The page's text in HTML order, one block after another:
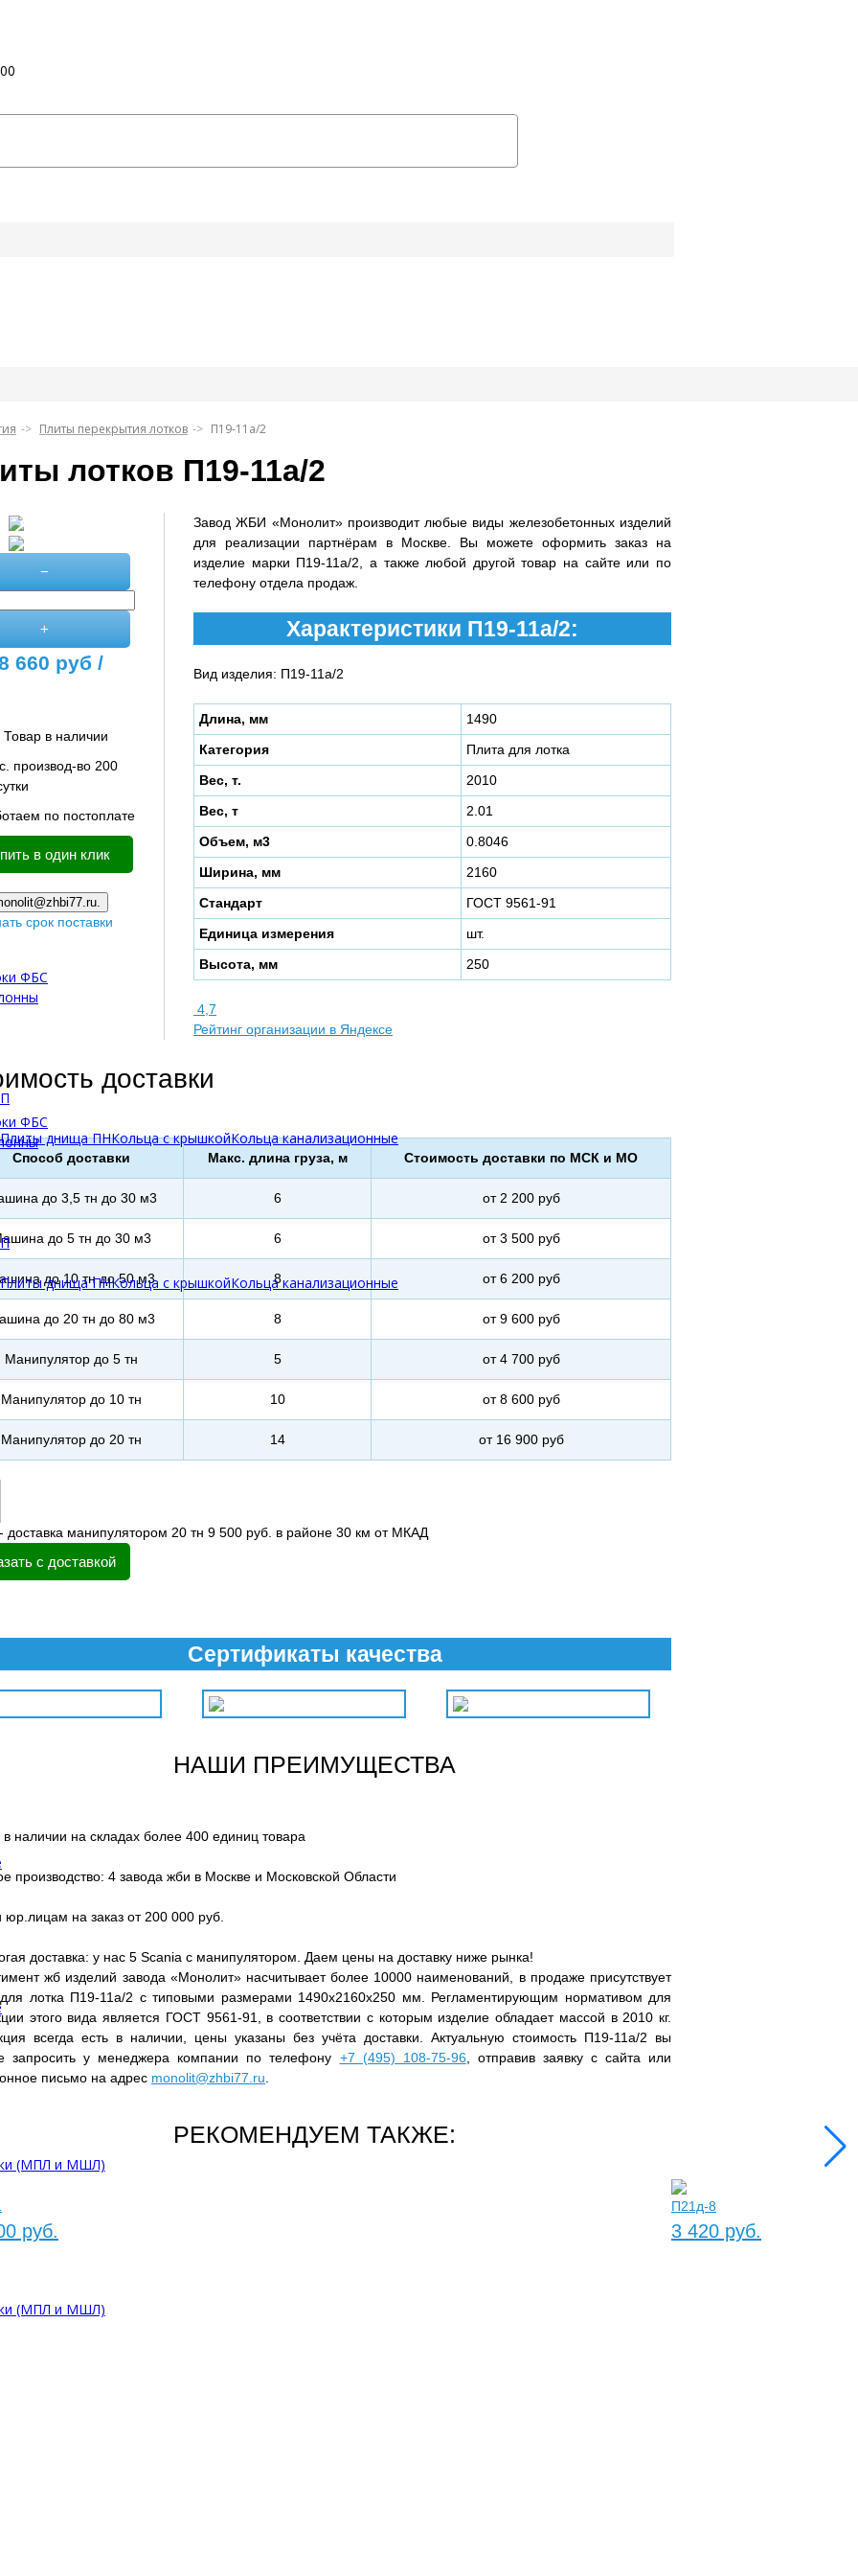
ФБС
Плиты днища ПНКольца с крышкойКольца канализационные
(МПЛ и МШЛ)
ФБС
Плиты днища ПНКольца с крышкойКольца канализационные
(МПЛ и МШЛ)
Плиты перекрытия лотков П19-11а/2
лотков П19-11а/2
−
+
660 руб /
Товар в наличии
производ-во 200
по постоплате
в один клик
срок поставки
Завод ЖБИ «Монолит» производит любые виды железобетонных изделий
для реализации партнёрам в Москве. Вы можете оформить заказ на
изделие марки П19-11а/2, а также любой другой товар на сайте или по
телефону отдела продаж.
Характеристики П19-11а/2:
Вид изделия: П19-11а/2
Длина, мм
1490
Категория
Плита для лотка
Вес, т.
2010
Вес, т
2.01
Объем, м3
0.8046
Ширина, мм
2160
Стандарт
ГОСТ 9561-91
Единица измерения
шт.
Высота, мм
250
4,7
Рейтинг организации в Яндексе
доставки
Способ доставки Макс. длина груза, м Стоимость доставки по МСК и МО
до 3,5 тн до 30 м3 6 от 2 200 руб
до 5 тн до 30 м3 6 от 3 500 руб
до 10 тн до 50 м3 8 от 6 200 руб
до 20 тн до 80 м3 8 от 9 600 руб
Манипулятор до 5 тн 5 от 4 700 руб
Манипулятор до 10 тн 10 от 8 600 руб
Манипулятор до 20 тн 14 от 16 900 руб
доставка манипулятором 20 тн 9 500 руб. в районе 30 км от МКАД
с доставкой
Сертификаты качества
НАШИ ПРЕИМУЩЕСТВА
в наличии на складах более 400 единиц товара
производство: 4 завода жби в Москве и Московской Области
юр.лицам на заказ от 200 000 руб.
доставка: у нас 5 Scania с манипулятором. Даем цены на доставку ниже рынка!
жб изделий завода «Монолит» насчитывает более 10000 наименований, в продаже присутствует
лотка П19-11а/2 с типовыми размерами 1490x2160x250 мм. Регламентирующим нормативом для
этого вида является ГОСТ 9561-91, в соответствии с которым изделие обладает массой в 2010 кг.
всегда есть в наличии, цены указаны без учёта доставки. Актуальную стоимость П19-11а/2 вы
запросить у менеджера компании по телефону +7 (495) 108-75-96, отправив заявку с сайта или
письмо на адрес monolit@zhbi77.ru
РЕКОМЕНДУЕМ ТАКЖЕ:
руб.
П21д-8
3 420 руб.